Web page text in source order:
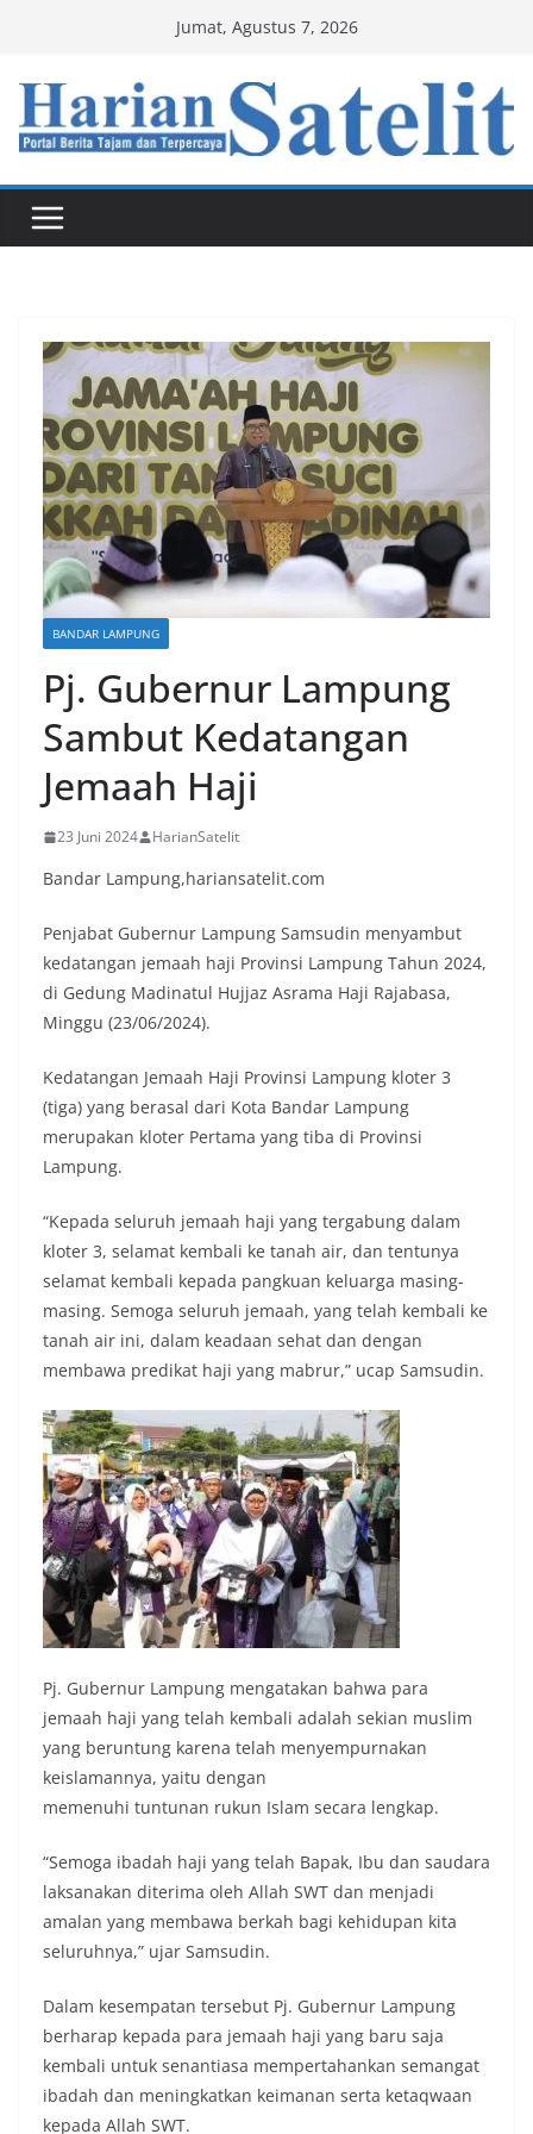
content
Jumat, Agustus 7, 2026
BANDAR LAMPUNG
Pj. Gubernur Lampung
Sambut Kedatangan
Jemaah Haji
23 Juni 2024 HarianSatelit
Bandar Lampung,hariansatelit.com
Penjabat Gubernur Lampung Samsudin menyambut
kedatangan jemaah haji Provinsi Lampung Tahun 2024,
di Gedung Madinatul Hujjaz Asrama Haji Rajabasa,
Minggu (23/06/2024).
Kedatangan Jemaah Haji Provinsi Lampung kloter 3
(tiga) yang berasal dari Kota Bandar Lampung
merupakan kloter Pertama yang tiba di Provinsi
Lampung.
“Kepada seluruh jemaah haji yang tergabung dalam
kloter 3, selamat kembali ke tanah air, dan tentunya
selamat kembali kepada pangkuan keluarga masing-
masing. Semoga seluruh jemaah, yang telah kembali ke
tanah air ini, dalam keadaan sehat dan dengan
membawa predikat haji yang mabrur,” ucap Samsudin.
Pj. Gubernur Lampung mengatakan bahwa para
jemaah haji yang telah kembali adalah sekian muslim
yang beruntung karena telah menyempurnakan
keislamannya, yaitu dengan
memenuhi tuntunan rukun Islam secara lengkap.
“Semoga ibadah haji yang telah Bapak, Ibu dan saudara
laksanakan diterima oleh Allah SWT dan menjadi
amalan yang membawa berkah bagi kehidupan kita
seluruhnya,” ujar Samsudin.
Dalam kesempatan tersebut Pj. Gubernur Lampung
berharap kepada para jemaah haji yang baru saja
kembali untuk senantiasa mempertahankan semangat
ibadah dan meningkatkan keimanan serta ketaqwaan
kepada Allah SWT.